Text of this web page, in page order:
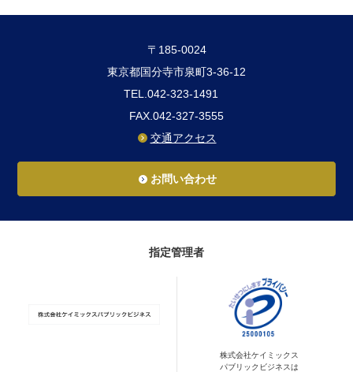
〒185-0024
東京都国分寺市泉町3-36-12
TEL.042-323-1491
FAX.042-327-3555
交通アクセス
お問い合わせ
指定管理者
株式会社ケイミックス
パブリックビジネスは